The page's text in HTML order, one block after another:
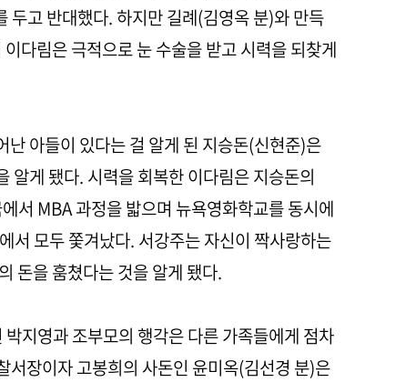
두고 반대했다. 하지만 길례(김영옥 분)와 만득
다림은 극적으로 눈 수술을 받고 시력을 되찾게
아들이 있다는 걸 알게 된 지승돈(신현준)은
알게 됐다. 시력을 회복한 이다림은 지승돈의
서 MBA 과정을 밟으며 뉴욕영화학교를 동시에
서 모두 쫓겨났다. 서강주는 자신이 짝사랑하는
돈을 훔쳤다는 것을 알게 됐다.
지영과 조부모의 행각은 다른 가족들에게 점차
서장이자 고봉희의 사돈인 윤미옥(김선경 분)은